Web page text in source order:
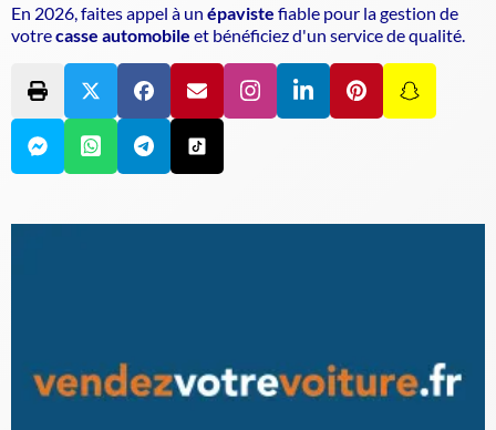
En 2026, faites appel à un épaviste fiable pour la gestion de
votrecasse automobile et bénéficiez d'un service de qualité.